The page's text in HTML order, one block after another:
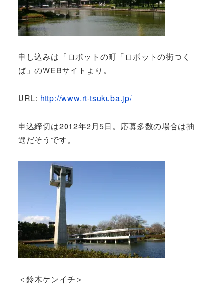
申し込みは「ロボットの町「ロボットの街つく
ば」のWEBサイトより。
URL: http://www.rt-tsukuba.jp/
申込締切は2012年2月5日。応募多数の場合は抽
選だそうです。
＜鈴木ケンイチ＞